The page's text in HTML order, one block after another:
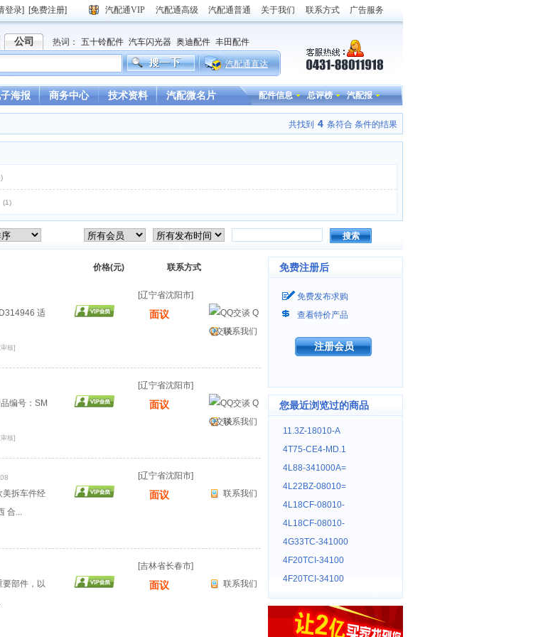
登录] [免费注册] 汽配通VIP 汽配通高级 汽配通普通 关于我们 联系方式 广告服务
公司 热词： 五十铃配件 汽车闪光器 奥迪配件 丰田配件
德龙驾驶室 重汽豪沃驾驶室
汽配通直达
海报 商务中心 技术资料 汽配微名片 配件信息 总评榜 汽配报
共找到 4 条符合 条件的结果
(1)
搜索
价格(元) 联系方式
[辽宁省沈阳市]
适
核]
面议
Q
Q交谈联系我们
[辽宁省沈阳市]
编号：SM
核]
面议
Q
Q交谈联系我们
[辽宁省沈阳市]
美拆车件经
合...
面议 联系我们
[吉林省长春市]
部件，以
面议 联系我们
免费注册后
免费发布求购
查看特价产品
注册会员
您最近浏览过的商品
11.3Z-18010-A
4T75-CE4-MD.1
4L88-341000A=
4L22BZ-08010=
4L18CF-08010-
4L18CF-08010-
4G33TC-341000
4F20TCI-34100
4F20TCI-34100